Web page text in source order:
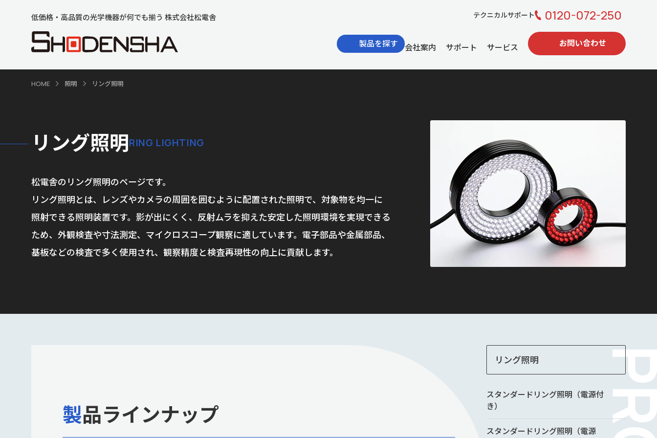
低価格・高品質の光学機器が何でも揃う 株式会社松電舎 テクニカルサポート 0120-072-250
製品を探す 会社案内 サポート サービス お問い合わせ
HOME 照明 リング照明
リング照明RING LIGHTING
松電舎のリング照明のページです。
リング照明とは、レンズやカメラの周囲を囲むように配置された照明で、対象物を均一に
照射できる照明装置です。影が出にくく、反射ムラを抑えた安定した照明環境を実現できる
ため、外観検査や寸法測定、マイクロスコープ観察に適しています。電子部品や金属部品、
基板などの検査で多く使用され、観察精度と検査再現性の向上に貢献します。
リング照明
スタンダードリング照明（電源付
き）
スタンダードリング照明（電源
製品ラインナップ